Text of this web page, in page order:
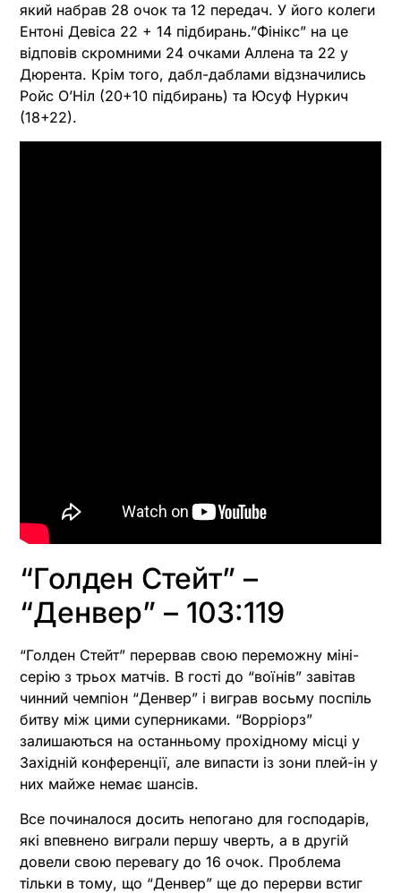
який набрав 28 очок та 12 передач. У його колеги
Ентоні Девіса 22 + 14 підбирань.”Фінікс” на це
відповів скромними 24 очками Аллена та 22 у
Дюрента. Крім того, дабл-даблами відзначились
Ройс ОʼНіл (20+10 підбирань) та Юсуф Нуркич
(18+22).
“Голден Стейт” –
“Денвер” – 103:119
“Голден Стейт” перервав свою переможну міні-
серію з трьох матчів. В гості до “воїнів” завітав
чинний чемпіон “Денвер” і виграв восьму поспіль
битву між цими суперниками. “Ворріорз”
залишаються на останньому прохідному місці у
Західній конференції, але випасти із зони плей-ін у
них майже немає шансів.
Все починалося досить непогано для господарів,
які впевнено виграли першу чверть, а в другій
довели свою перевагу до 16 очок. Проблема
тільки в тому, що “Денвер” ще до перерви встиг